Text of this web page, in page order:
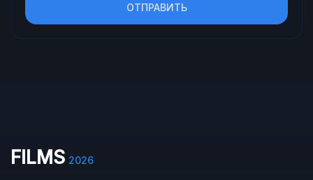
ОТПРАВИТЬ
FILMS 2026